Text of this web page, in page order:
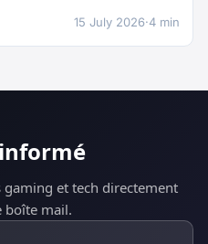
15 July 2026·4 min
gaming et tech directement
boîte mail.